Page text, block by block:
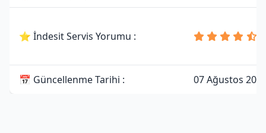
⭐ İndesit Servis Yorumu :
📅 Güncellenme Tarihi : 07 Ağustos